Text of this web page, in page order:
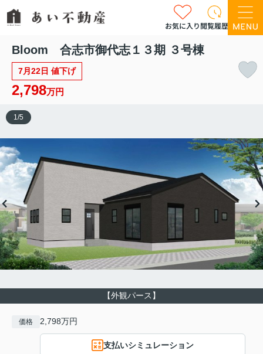
お気に入り閲覧履歴
Bloom 合志市御代志１３期 ３号棟
7月22日 値下げ
2,798万円
【外観パース】
1 /5
価格 2,798万円
支払いシミュレーション